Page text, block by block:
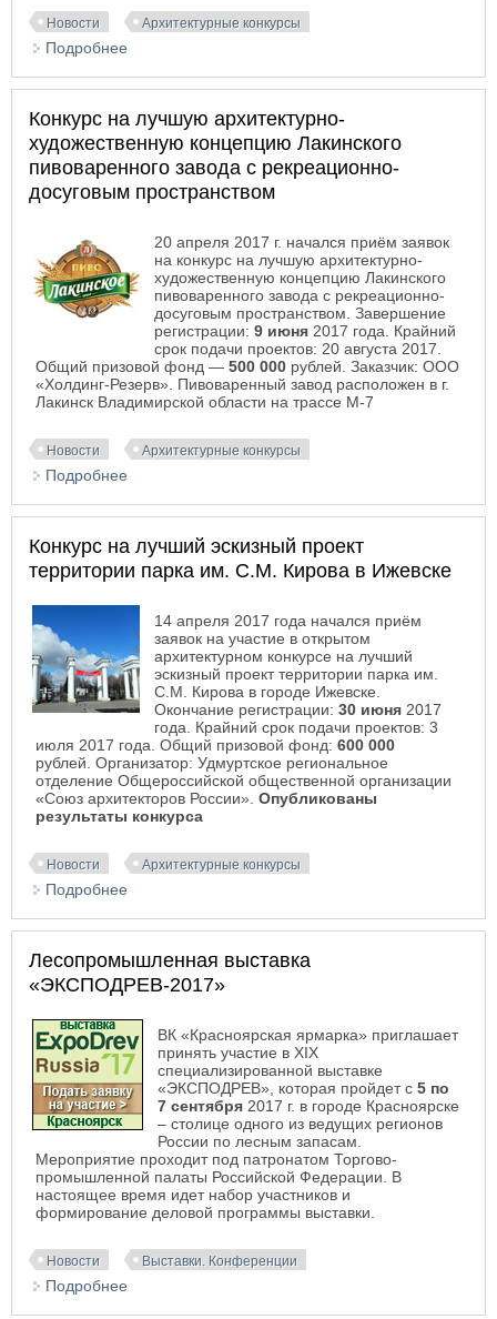
Новости Архитектурные конкурсы
Подробнее
Конкурс на лучшую архитектурно-
художественную концепцию Лакинского
пивоваренного завода с рекреационно-
досуговым пространством
20 апреля 2017 г. начался приём заявок
на конкурс на лучшую архитектурно-
художественную концепцию Лакинского
пивоваренного завода с рекреационно-
досуговым пространством. Завершение
регистрации: 9 июня 2017 года. Крайний
срок подачи проектов: 20 августа 2017.
Общий призовой фонд — 500 000 рублей. Заказчик: ООО
«Холдинг-Резерв». Пивоваренный завод расположен в г.
Лакинск Владимирской области на трассе М-7
Новости Архитектурные конкурсы
Подробнее
пространством
Конкурс на лучший эскизный проект
территории парка им. С.М. Кирова в Ижевске
14 апреля 2017 года начался приём
заявок на участие в открытом
архитектурном конкурсе на лучший
эскизный проект территории парка им.
С.М. Кирова в городе Ижевске.
Окончание регистрации: 30 июня 2017
года. Крайний срок подачи проектов: 3
июля 2017 года. Общий призовой фонд: 600 000
рублей. Организатор: Удмуртское региональное
отделение Общероссийской общественной организации
«Союз архитекторов России». Опубликованы
результаты конкурса
Новости Архитектурные конкурсы
Подробнее
Лесопромышленная выставка
«ЭКСПОДРЕВ-2017»
ВК «Красноярская ярмарка» приглашает
принять участие в XIX
специализированной выставке
«ЭКСПОДРЕВ», которая пройдет с 5 по
7 сентября 2017 г. в городе Красноярске
– столице одного из ведущих регионов
России по лесным запасам.
Мероприятие проходит под патронатом Торгово-
промышленной палаты Российской Федерации. В
настоящее время идет набор участников и
формирование деловой программы выставки.
Новости Выставки. Конференции
Подробнее